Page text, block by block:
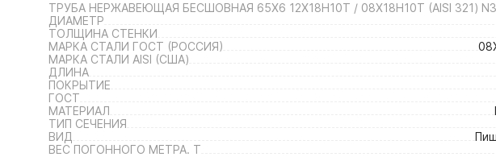
ТРУБА НЕРЖАВЕЮЩАЯ БЕСШОВНАЯ 65Х6 12Х18Н10Т / 08Х18Н10Т (AISI 321)
ДИАМЕТР
ТОЛЩИНА СТЕНКИ
МАРКА СТАЛИ ГОСТ (РОССИЯ)
МАРКА СТАЛИ AISI (США)
ДЛИНА
ПОКРЫТИЕ
ГОСТ
МАТЕРИАЛ
ТИП СЕЧЕНИЯ
ВИД
ВЕС ПОГОННОГО МЕТРА. Т